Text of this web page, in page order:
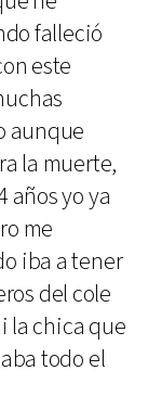
falleció
este
aunque
la muerte,
años yo ya
me
iba a tener
del cole
la chica que
todo el